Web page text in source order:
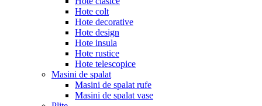
Hote colt
Hote decorative
Hote design
Hote insula
Hote rustice
Hote telescopice
Masini de spalat
Masini de spalat rufe
Masini de spalat vase